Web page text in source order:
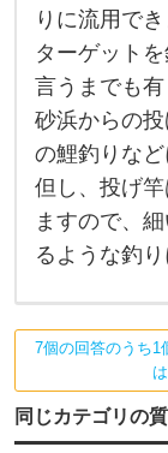
て
楽
し
み
た
い
と
思
っ
て
る
つ
ぱ
り
、
「
投
げ
竿
」
が
い
い
と
思
。
投
竿
は
万
りに流用で
ターゲット
言うまでも有
砂浜からの
の鯉釣りなど
但し、投げ
ますので、
るような釣
7個の回答のうち1
同じカテゴリの